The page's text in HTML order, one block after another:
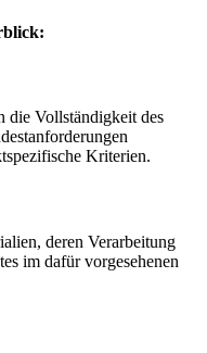
die Vollständigkeit des
Kriterien.
deren Verarbeitung
im dafür vorgesehenen